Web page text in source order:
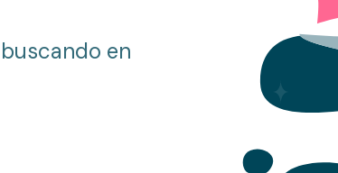
en